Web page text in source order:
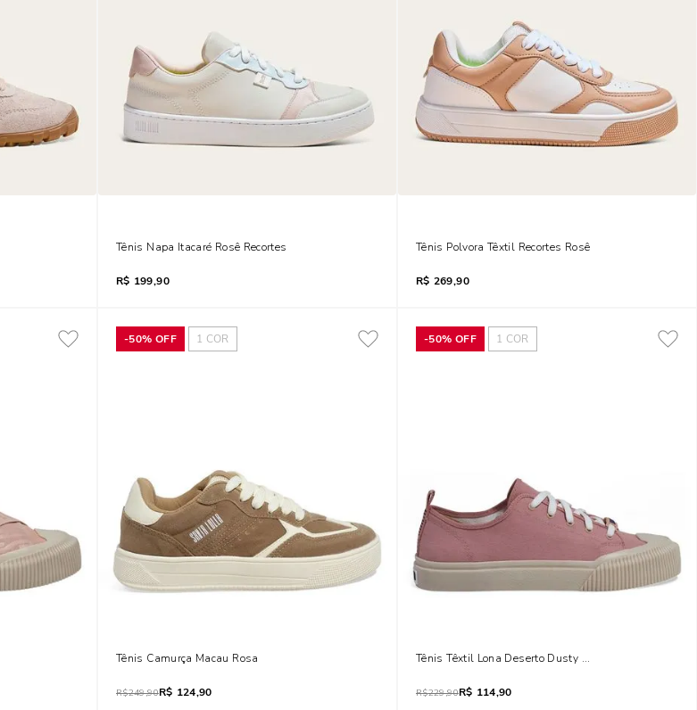
Tênis Napa Itacaré Rosê Recortes
R$ 199,90
Tênis Polvora Têxtil Recortes Rosê
R$ 269,90
-50% OFF 1 COR
Tênis Camurça Macau Rosa
R$249,90R$ 124,90
-50% OFF 1 COR
Tênis Têxtil Lona Deserto Dusty Rose
R$229,90R$ 114,90